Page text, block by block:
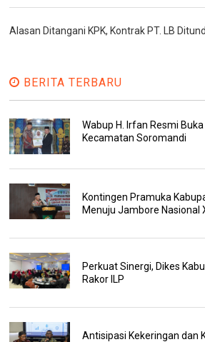
Alasan Ditangani KPK, Kontrak PT. LB
BERITA TERBARU
Wabup H. Irfan Resmi
Kecamatan Soromandi
Kontingen Pramuka
Menuju Jambore Nasional
Perkuat Sinergi, Dikes
Rakor ILP
Antisipasi Kekeringan dan